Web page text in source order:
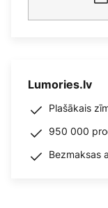
Lumories.lv
Plašākais
950 000
Bezmaksas